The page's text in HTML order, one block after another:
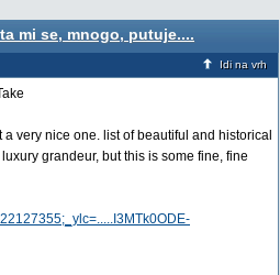
mi se, mnogo, putuje....
Idi na vrh
very nice one. list of beautiful and historical
grandeur, but this is some fine, fine